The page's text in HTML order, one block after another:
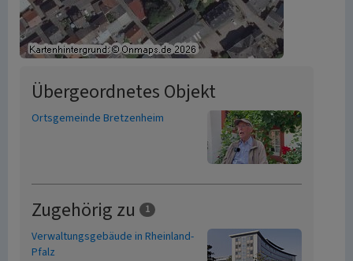
Übergeordnetes Objekt
Ortsgemeinde Bretzenheim
Zugehörig zu 1
Verwaltungsgebäude in Rheinland-
Pfalz